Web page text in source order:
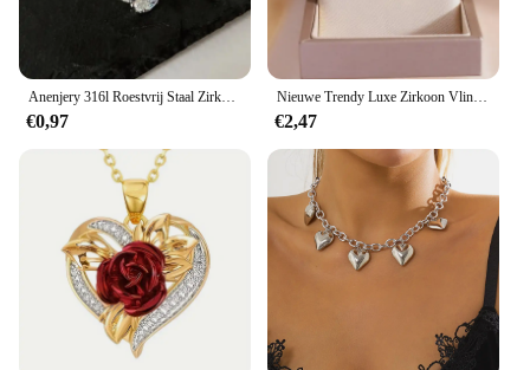
Anenjery 316l Roestvrij Staal Zirkoon Dunne Sleutelbeen Ketting Voor Vrouwen Feestelijke Feestsieraden Groothandel
€0,97
Nieuwe Trendy Luxe Zirkoon Vlinder Hanger Ketting Voor Vrouwen Meisjes Rvs Clavicle Ketting Vrouwelijke Elegante Feestsieraden
€2,47